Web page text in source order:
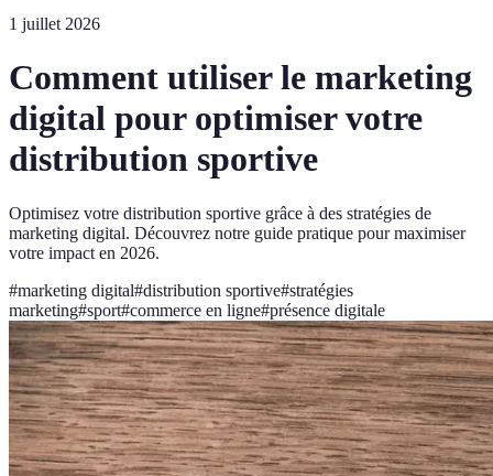
1 juillet 2026
Comment utiliser le marketing
digital pour optimiser votre
distribution sportive
Optimisez votre distribution sportive grâce à des stratégies de
marketing digital. Découvrez notre guide pratique pour maximiser
votre impact en 2026.
#marketing digital#distribution sportive#stratégies
marketing#sport#commerce en ligne#présence digitale